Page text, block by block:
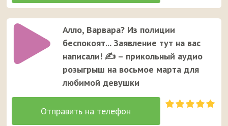
Алло, Варвара? Из полиции
беспокоят... Заявление тут на вас
написали! ✍ – прикольный аудио
розыгрыш на восьмое марта для
любимой девушки